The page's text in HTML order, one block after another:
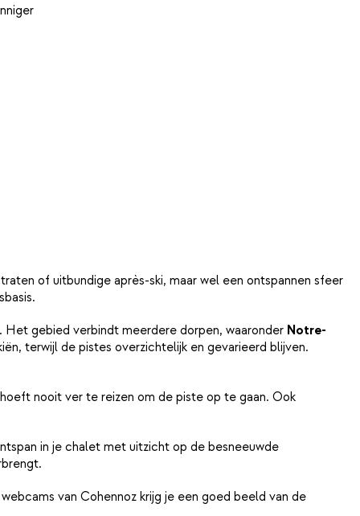
of uitbundige après-ski, maar wel een ontspannen sfeer
. Het gebied verbindt meerdere dorpen, waaronder Notre-
terwijl de pistes overzichtelijk en gevarieerd blijven.
nooit ver te reizen om de piste op te gaan. Ook
in je chalet met uitzicht op de besneeuwde
van Cohennoz krijg je een goed beeld van de